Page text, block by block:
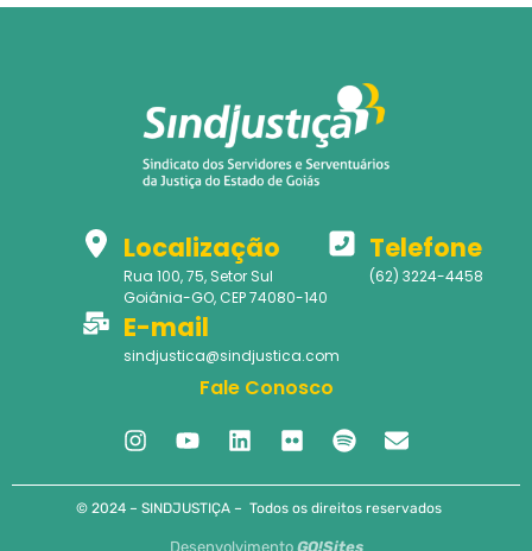
Localização
Rua 100, 75, Setor Sul
Goiânia-GO, CEP 74080-140
Telefone
(62) 3224-4458
E-mail
sindjustica@sindjustica.com
Fale Conosco
© 2024 – SINDJUSTIÇA – Todos os direitos reservados
Desenvolvimento GO!Sites